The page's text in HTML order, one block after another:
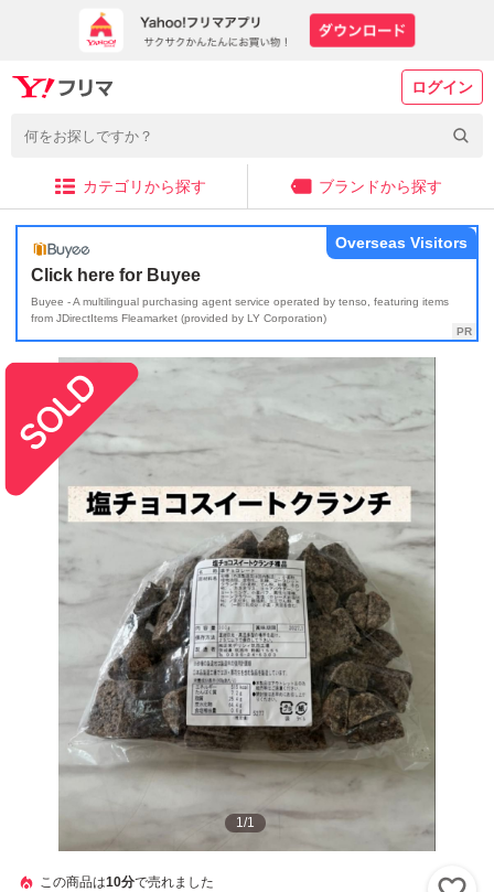
ログイン
カテゴリから探す ブランドから探す
Click here for Buyee
Buyee - A multilingual purchasing agent service operated by tenso, featuring items
from JDirectItems Fleamarket (provided by LY Corporation)
Overseas Visitors
1/1
この商品は10分で売れました